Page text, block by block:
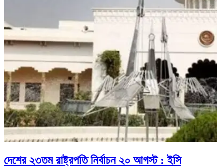
দেশের ২৩তম রাষ্ট্রপতি নির্বাচন ২০ আগস্ট : ইসি